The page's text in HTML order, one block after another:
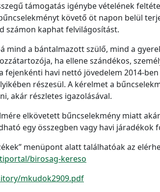
támogatás igénybe vételének
követő öt napon belül
számon kaphat felvilágosítást.
a bántalmazott szülő, mind a
ha ellene szándékos,
havi nettó jövedelem 2014-
részesül. A kérelmet a
akár részletes igazolásával.
elkövetett bűncselekmény miatt
egy összegben vagy havi járadékok
menüpont alatt találhatóak az
birosag-kereso
mkudok2909.pdf